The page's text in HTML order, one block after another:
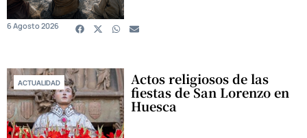
6 Agosto 2026
ACTUALIDAD Actos religiosos de las
fiestas de San Lorenzo en
Huesca